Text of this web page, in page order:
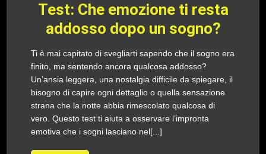
Test: Che emozione ti resta
addosso dopo un sogno?
Ti è mai capitato di svegliarti sapendo che il sogno era
finito, ma sentendo ancora qualcosa addosso?
Un’ansia leggera, una nostalgia difficile da spiegare, il
bisogno di capire ogni dettaglio o quella sensazione
strana che la notte abbia rimescolato qualcosa di
vero. Questo test ti aiuta a osservare l’impronta
emotiva che i sogni lasciano nel[...]